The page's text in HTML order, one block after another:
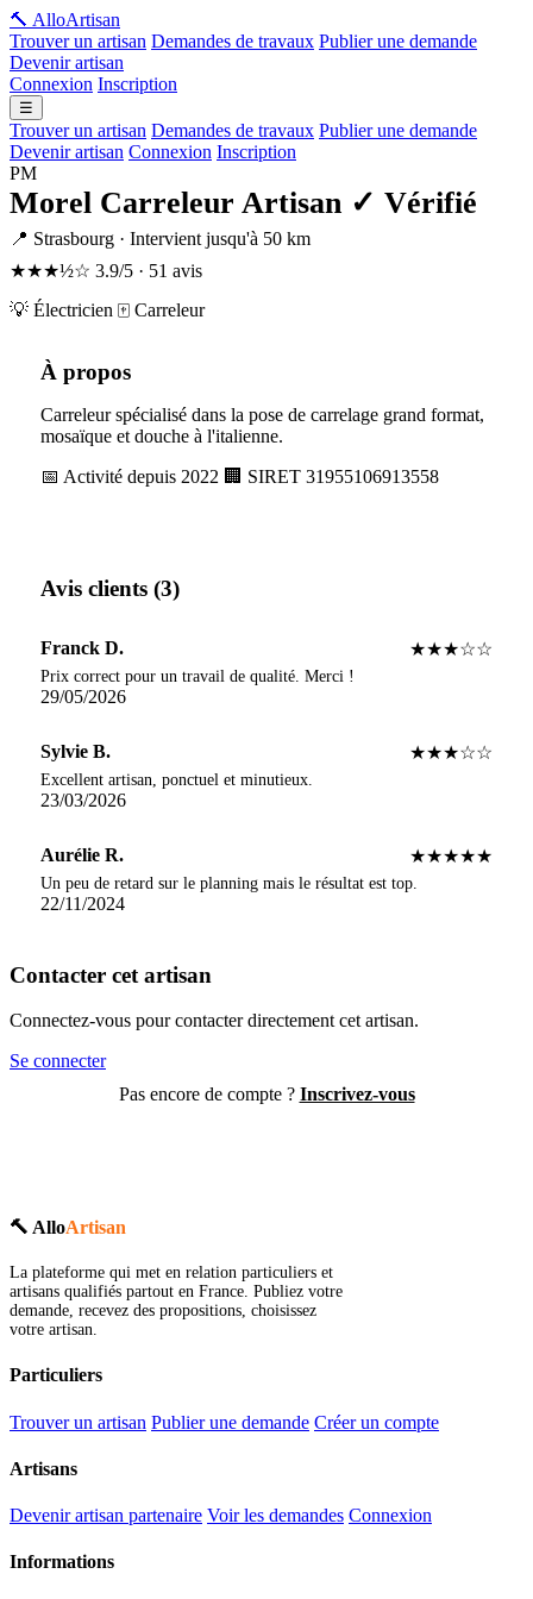
🔨 AlloArtisan
Trouver un artisan Demandes de travaux Publier une demande
Devenir artisan
Connexion Inscription
☰
Trouver un artisan Demandes de travaux Publier une demande
Devenir artisan Connexion Inscription
PM
Morel Carreleur Artisan ✓ Vérifié
📍 Strasbourg · Intervient jusqu'à 50 km
★★★½☆ 3.9/5 · 51 avis
💡 Électricien 🀄 Carreleur
À propos
Carreleur spécialisé dans la pose de carrelage grand format,
mosaïque et douche à l'italienne.
📅 Activité depuis 2022 🏢 SIRET 31955106913558
Avis clients (3)
Franck D. ★★★☆☆
Prix correct pour un travail de qualité. Merci !
29/05/2026
Sylvie B. ★★★☆☆
Excellent artisan, ponctuel et minutieux.
23/03/2026
Aurélie R. ★★★★★
Un peu de retard sur le planning mais le résultat est top.
22/11/2024
Contacter cet artisan
Connectez-vous pour contacter directement cet artisan.
Se connecter
Pas encore de compte ? Inscrivez-vous
🔨 AlloArtisan
La plateforme qui met en relation particuliers et
artisans qualifiés partout en France. Publiez votre
demande, recevez des propositions, choisissez
votre artisan.
Particuliers
Trouver un artisan Publier une demande Créer un compte
Artisans
Devenir artisan partenaire Voir les demandes Connexion
Informations